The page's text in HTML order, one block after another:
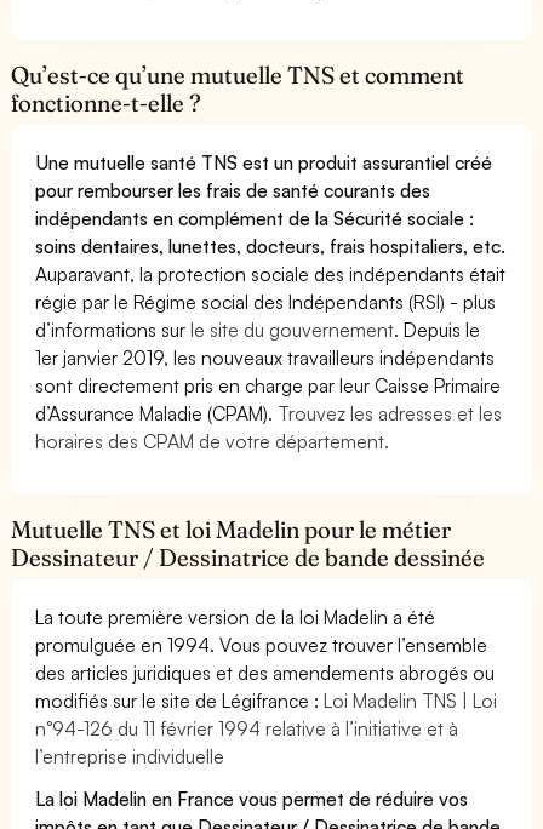
Qu’est-ce qu’une mutuelle TNS et comment
fonctionne-t-elle ?
Une mutuelle santé TNS est un produit assurantiel créé
pour rembourser les frais de santé courants des
indépendants en complément de la Sécurité sociale :
soins dentaires, lunettes, docteurs, frais hospitaliers, etc.
Auparavant, la protection sociale des indépendants était
régie par le Régime social des Indépendants (RSI) - plus
d’informations surle site du gouvernement. Depuis le
1er janvier 2019, les nouveaux travailleurs indépendants
sont directement pris en charge par leur Caisse Primaire
d’Assurance Maladie (CPAM). Trouvez les adresses et les
horaires des CPAM de votre département.
Mutuelle TNS et loi Madelin pour le métier
Dessinateur / Dessinatrice de bande dessinée
La toute première version de la loi Madelin a été
promulguée en 1994. Vous pouvez trouver l’ensemble
des articles juridiques et des amendements abrogés ou
modifiés sur le site de Légifrance :Loi Madelin TNS | Loi
n°94-126 du 11 février 1994 relative à l’initiative et à
l’entreprise individuelle
La loi Madelin en France vous permet de réduire vos